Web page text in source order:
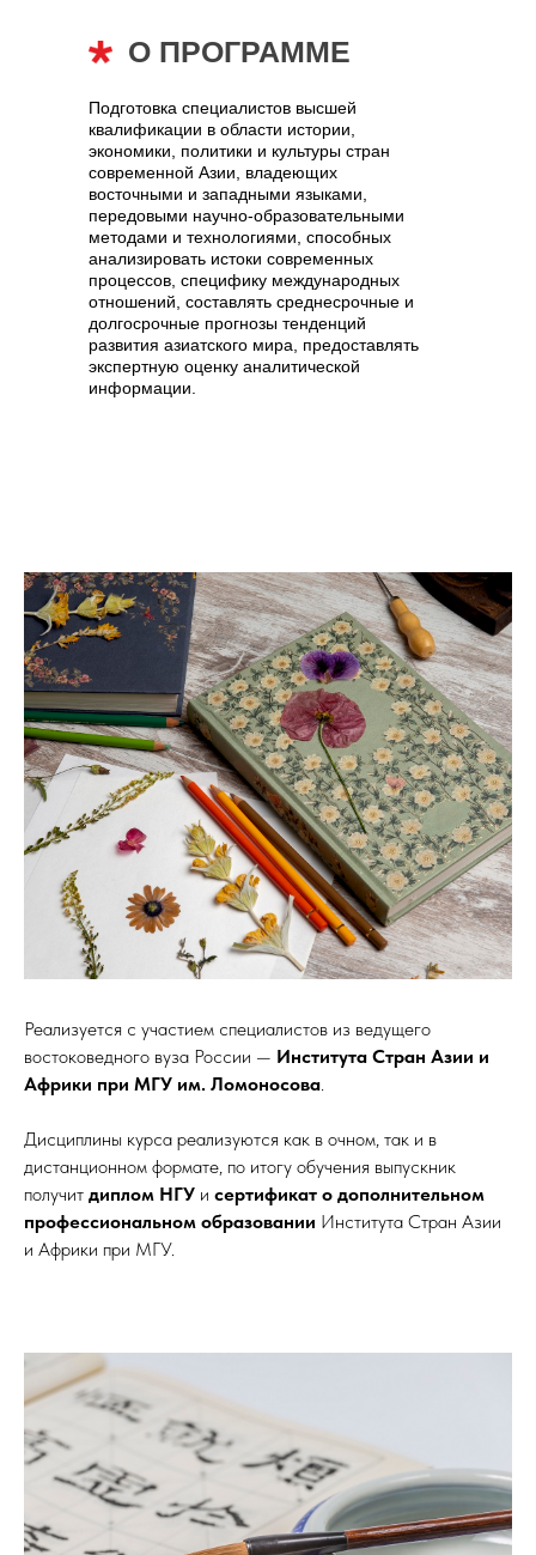
О ПРОГРАММЕ
Подготовка специалистов высшей
квалификации в области истории,
экономики, политики и культуры стран
современной Азии, владеющих
восточными и западными языками,
передовыми научно-образовательными
методами и технологиями, способных
анализировать истоки современных
процессов, специфику международных
отношений, составлять среднесрочные и
долгосрочные прогнозы тенденций
развития азиатского мира, предоставлять
экспертную оценку аналитической
информации.
Реализуется с участием специалистов из ведущего
востоковедного вуза России — Института Стран Азии и
Африки при МГУ им. Ломоносова.
Дисциплины курса реализуются как в очном, так и в
дистанционном формате, по итогу обучения выпускник
получит диплом НГУ и сертификат о дополнительном
профессиональном образовании Института Стран Азии
и Африки при МГУ.